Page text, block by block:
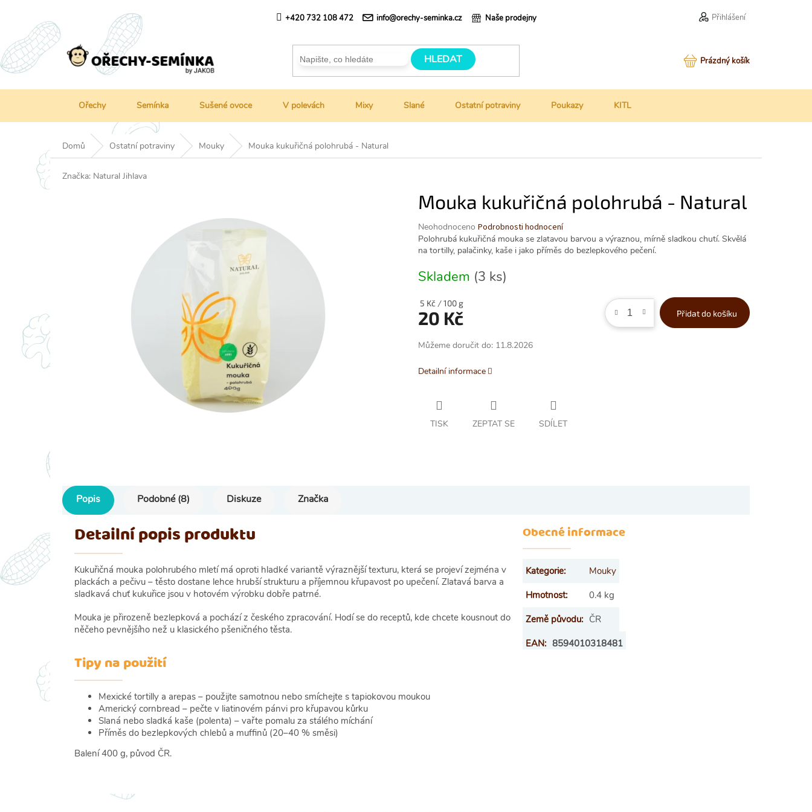
+420 732 108 472 info@orechy-seminka.cz Naše prodejny Přihlášení
HLEDAT
NÁKUPNÍ
Prázdný košík
Ořechy Semínka Sušené ovoce V polevách Mixy Slané Ostatní potraviny Poukazy KITL
Domů Ostatní potraviny Mouky Mouka kukuřičná polohrubá - Natural
Značka: Natural Jihlava
Mouka kukuřičná polohrubá - Natural
Průměrné
hodnocení
produktu
0,0
z
hvězdiček.
Neohodnoceno Podrobnosti hodnocení
Polohrubá kukuřičná mouka se zlatavou barvou a výraznou, mírně sladkou chutí. Skvělá
na tortilly, palačinky, kaše i jako příměs do bezlepkového pečení.
Skladem (3 ks)
Měrná
cena:
5 Kč / 100 g
20 Kč Přidat do košíku
Můžeme doručit do: 11.8.2026
Detailní informace
TISK ZEPTAT SE SDÍLET
Popis Podobné (8) Diskuze Značka
Detailní popis produktu
Kukuřičná mouka polohrubého mletí má oproti hladké variantě výraznější texturu, která se projeví zejména v
plackách a pečivu – těsto dostane lehce hrubší strukturu a příjemnou křupavost po upečení. Zlatavá barva a
sladkavá chuť kukuřice jsou v hotovém výrobku dobře patrné.
Mouka je přirozeně bezlepková a pochází z českého zpracování. Hodí se do receptů, kde chcete kousnout do
něčeho pevnějšího než u klasického pšeničného těsta.
Tipy na použití
Mexické tortilly a arepas – použijte samotnou nebo smíchejte s tapiokovou moukou
Americký cornbread – pečte v liatinovém pánvi pro křupavou kůrku
Slaná nebo sladká kaše (polenta) – vařte pomalu za stálého míchání
Příměs do bezlepkových chlebů a muffinů (20–40 % směsi)
Balení 400 g, původ ČR.
Obecné informace
Kategorie:
Mouky
Hmotnost:
0.4 kg
Země původu: ČR
EAN: 8594010318481